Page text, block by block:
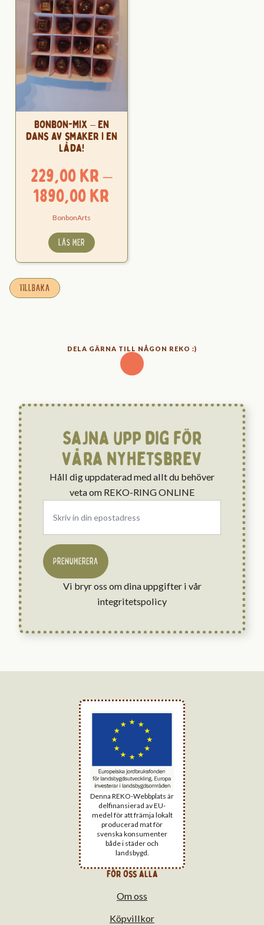
Bonbon-Mix – En
dans av smaker i en
låda!
229,00kr–
1890,00kr
1890,00 kr
BonbonArts
LÄS MER
TILLBAKA
DELA GÄRNA TILL NÅGON REKO :)
Sajna upp dig för
våra nyhetsbrev
Håll dig uppdaterad med allt du behöver
veta om REKO-RING ONLINE
Email
PRENUMERERA
Vi bryr oss om dina uppgifter i vår
integritetspolicy
för oss alla
Om oss
Köpvillkor
Denna REKO-Webbplats är
delfinansierad av EU-
medel för att främja lokalt
producerad mat för
svenska konsumenter
både i städer och
landsbygd.